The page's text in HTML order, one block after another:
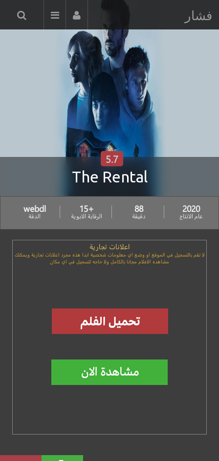
فشار
The Rental
5.7
2020
عام الانتاج
88
دقيقة
+15
الرقابة الابوية
webdl
الدقة
اعلانات تجارية
لا تقم بالتسجيل في الموقع او وضع اي معلومات شخصية ابدا هذه مجرد اعلانات تجارية ويمكنك
مشاهده الافلام مجانا بالكامل ولا حاجه لتسجيل في اي مكان